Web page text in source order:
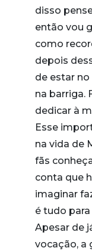
disso
então vou
como
depois
de estar
na barriga.
dedicar à
Esse
na vida de
fãs
conta que
imaginar
é tudo para
Apesar de
vocação, a